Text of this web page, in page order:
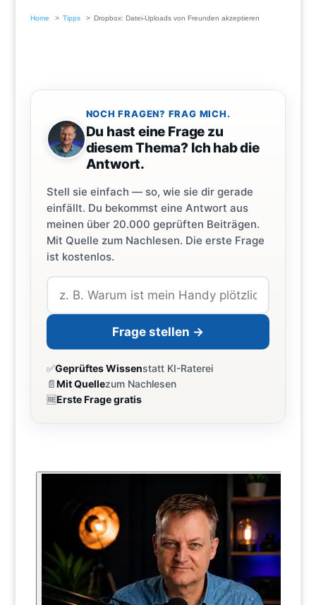
Home Tipps Dropbox: Datei-Uploads von Freunden akzeptieren
NOCH FRAGEN? FRAG MICH.
Du hast eine Frage zu
diesem Thema? Ich hab die
Antwort.
Stell sie einfach — so, wie sie dir gerade
einfällt. Du bekommst eine Antwort aus
meinen über 20.000 geprüften Beiträgen.
Mit Quelle zum Nachlesen. Die erste Frage
ist kostenlos.
Frage stellen →
✅Geprüftes Wissenstatt KI-Raterei
📄Mit Quellezum Nachlesen
🆓Erste Frage gratis